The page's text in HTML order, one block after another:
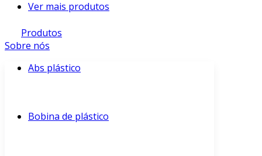
Ver mais produtos
Produtos
Sobre nós
Abs plástico
Bobina de plástico